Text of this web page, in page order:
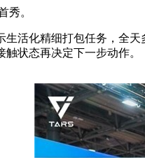
秀。
生活化精细打包任务，全
状态再决定下一步动作。